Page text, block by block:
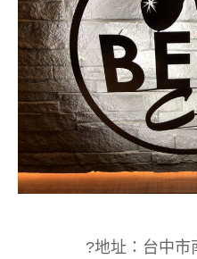
?地址：台中市